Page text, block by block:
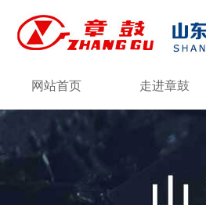
网站首页 走进章鼓